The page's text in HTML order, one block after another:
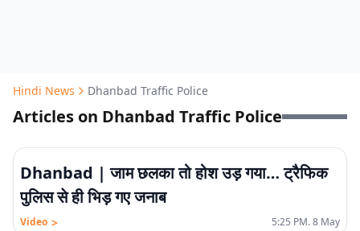
Hindi News Dhanbad Traffic Police
Articles on Dhanbad Traffic Police
Dhanbad | जाम छलका तो होश उड़ गया… ट्रैफिक
पुलिस से ही भिड़ गए जनाब
Video > 5:25 PM. 8 May